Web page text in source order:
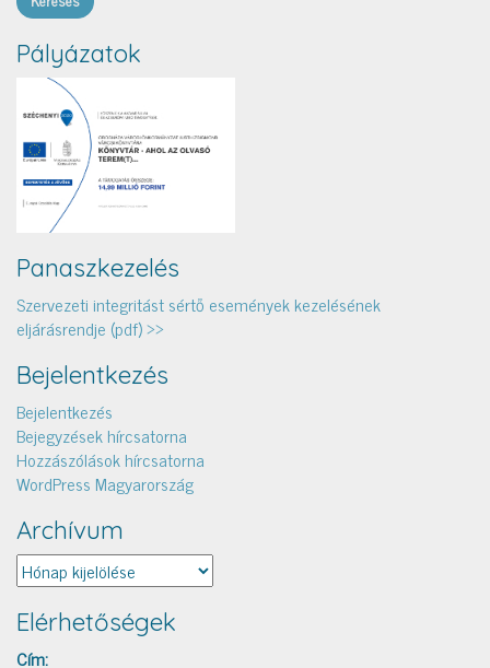
Pályázatok
Panaszkezelés
Szervezeti integritást sértő események kezelésének
eljárásrendje (pdf) >>
Bejelentkezés
Bejelentkezés
Bejegyzések hírcsatorna
Hozzászólások hírcsatorna
WordPress Magyarország
Archívum
Archívum
Elérhetőségek
Cím: